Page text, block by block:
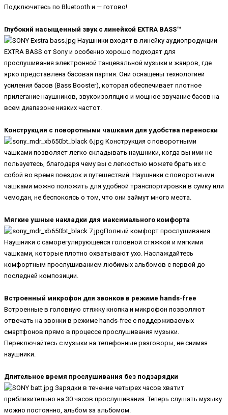
Подключитесь по Bluetooth и — готово!
Глубокий насыщенный звук с линейкой EXTRA BASS™
Наушники входят в линейку аудиопродукции
EXTRA BASS от Sony и особенно хорошо подходят для
прослушивания электронной танцевальной музыки и жанров, где
ярко представлена басовая партия. Они оснащены технологией
усиления басов (Bass Booster), которая обеспечивает плотное
прилегание наушников, звукоизоляцию и мощное звучание басов на
всем диапазоне низких частот.
Конструкция с поворотными чашками для удобства переноски
Конструкция с поворотными
чашками позволяет легко складывать наушники, когда вы ими не
пользуетесь, благодаря чему вы с легкостью можете брать их с
собой во время поездок и путешествий. Наушники с поворотными
чашками можно положить для удобной транспортировки в сумку или
чемодан, не беспокоясь о том, что они займут много места.
Мягкие ушные накладки для максимального комфорта
Полный комфорт прослушивания.
Наушники с саморегулирующейся головной стяжкой и мягкими
чашками, которые плотно охватывают ухо. Наслаждайтесь
комфортным прослушиванием любимых альбомов с первой до
последней композиции.
Встроенный микрофон для звонков в режиме hands-free
Встроенные в головную стяжку кнопка и микрофон позволяют
отвечать на звонки в режиме hands-free с поддерживаемых
смартфонов прямо в процессе прослушивания музыки.
Переключайтесь с музыки на телефонные разговоры, не снимая
наушники.
Длительное время прослушивания без подзарядки
Зарядки в течение четырех часов хватит
приблизительно на 30 часов прослушивания. Теперь слушать музыку
можно постоянно, альбом за альбомом.